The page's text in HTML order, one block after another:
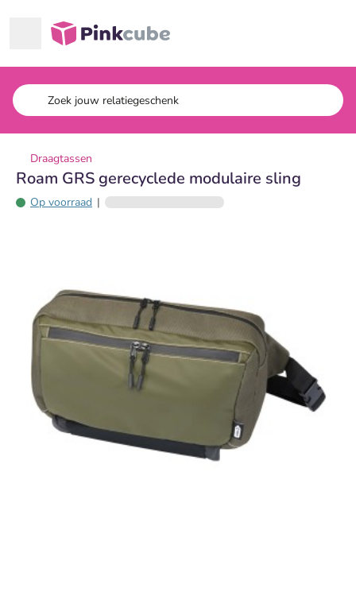
Pinkcube
Draagtassen
Roam GRS gerecyclede modulaire sling
Op voorraad |